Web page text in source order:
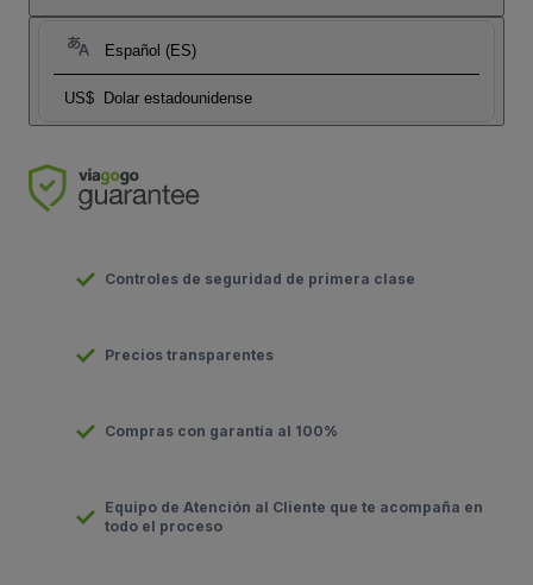
Español (ES)
US$ Dolar estadounidense
Controles de seguridad de primera clase
Precios transparentes
Compras con garantía al 100%
Equipo de Atención al Cliente que te acompaña en
todo el proceso